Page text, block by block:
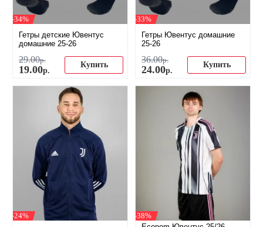
-34%
Гетры детские Ювентус
домашние 25-26
29.00р.
19.00р.
Купить
-33%
Гетры Ювентус домашние
25-26
36.00р.
24.00р.
Купить
-24%
-38%